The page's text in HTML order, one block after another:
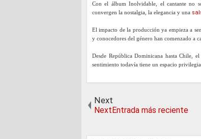
Con el álbum Inolvidable, el cantante no
convergen la nostalgia, la elegancia y una
El impacto de la producción ya empieza a
y conocedores del género han comenzado a
Desde República Dominicana hasta Chile,
sentimiento todavía tiene un espacio
Next
NextEntrada más reciente